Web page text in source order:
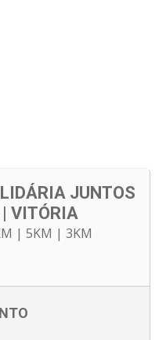
JUNTOS
VITÓRIA
| 5KM | 3KM